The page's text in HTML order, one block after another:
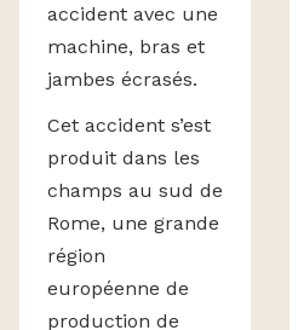
accident avec une
machine, bras et
jambes écrasés.
Cet accident s’est
produit dans les
champs au sud de
Rome, une grande
région
européenne de
production de